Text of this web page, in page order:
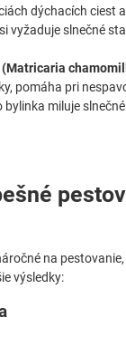
dýchacích ciest
vyžaduje slnečné
(Matricaria
pomáha pri
bylinka miluje
na
výsledky: